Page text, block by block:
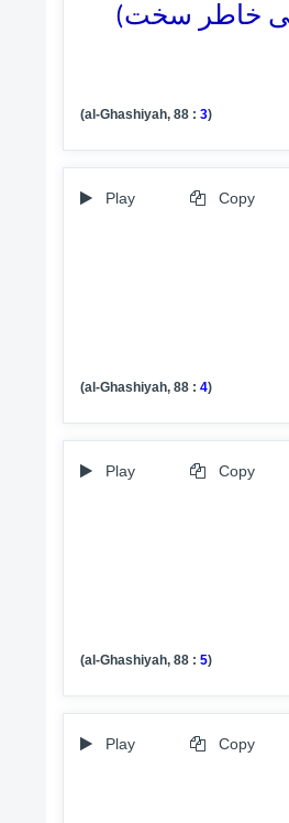
کی خاطر سخت)
(al-Ghashiyah, 88 : 3)
Play Copy
(al-Ghashiyah, 88 : 4)
Play Copy
(al-Ghashiyah, 88 : 5)
Play Copy